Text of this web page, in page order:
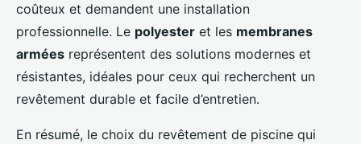
coûteux et demandent une installation
professionnelle. Le polyester et les membranes
armées représentent des solutions modernes et
résistantes, idéales pour ceux qui recherchent un
revêtement durable et facile d’entretien.
En résumé, le choix du revêtement de piscine qui